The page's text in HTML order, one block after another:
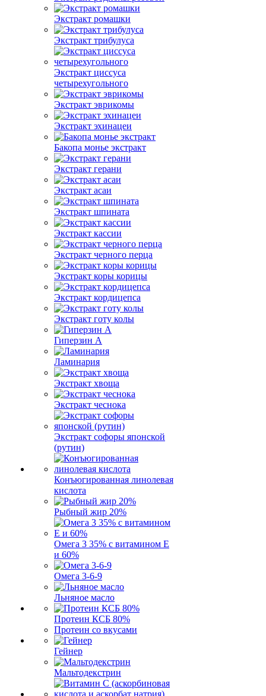
Экстракт ромашки
Экстракт трибулуса
Экстракт циссуса
четырехугольного
Экстракт эврикомы
Экстракт эхинацеи
Бакопа монье экстракт
Экстракт герани
Экстракт асаи
Экстракт шпината
Экстракт кассии
Экстракт черного перца
Экстракт коры корицы
Экстракт кордицепса
Экстракт готу колы
Гиперзин А
Ламинария
Экстракт хвоща
Экстракт чеснока
Экстракт софоры японской
(рутин)
Конъюгированная линолевая
кислота
Рыбный жир 20%
Омега 3 35% с витамином Е
и 60%
Омега 3-6-9
Льняное масло
Протеин КСБ 80%
Протеин со вкусами
Гейнер
Мальтодекстрин